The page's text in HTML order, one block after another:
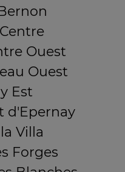
Ouest
Ouest
Est
d'Epernay
Villa
Forges